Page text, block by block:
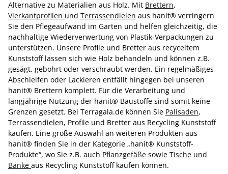
Alternative zu Materialien aus Holz. Mit Brettern,
Vierkantprofilen und Terrassendielen aus hanit® verringern
Sie den Pflegeaufwand im Garten und helfen gleichzeitig, die
nachhaltige Wiederverwertung von Plastik-Verpackungen zu
unterstützen. Unsere Profile und Bretter aus recyceltem
Kunststoff lassen sich wie Holz behandeln und können z.B.
gesägt, gebohrt oder verschraubt werden. Ein regelmäßiges
Abschleifen oder Lackieren entfällt hingegen bei unseren
hanit® Brettern komplett. Für die Verarbeitung und
langjährige Nutzung der hanit® Baustoffe sind somit keine
Grenzen gesetzt. Bei Terragala.de können Sie Palisaden,
Terrassendielen, Profile und Bretter aus Recycling Kunststoff
kaufen. Eine große Auswahl an weiteren Produkten aus
hanit® finden Sie in der Kategorie „hanit® Kunststoff-
Produkte“, wo Sie z.B. auch Pflanzgefäße sowie Tische und
Bänke aus Recycling Kunststoff kaufen können.